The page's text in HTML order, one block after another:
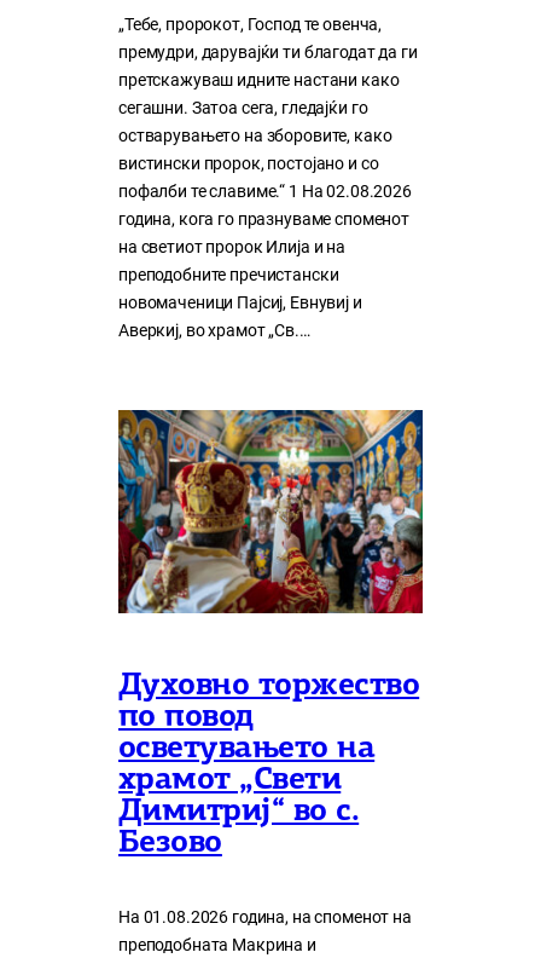
„Тебе, пророкот, Господ те овенча,
премудри, дарувајќи ти благодат да ги
претскажуваш идните настани како
сегашни. Затоа сега, гледајќи го
остварувањето на зборовите, како
вистински пророк, постојано и со
пофалби те славиме.“ 1 На 02.08.2026
година, кога го празнуваме споменот
на светиот пророк Илија и на
преподобните пречистански
новомаченици Пајсиј, Евнувиј и
Аверкиј, во храмот „Св.…
Духовно торжество
по повод
осветувањето на
храмот „Свети
Димитриј“ во с.
Безово
На 01.08.2026 година, на споменот на
преподобната Макрина и